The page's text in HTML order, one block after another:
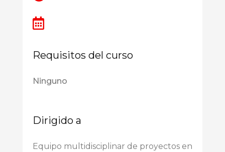

Requisitos del curso
Ninguno
Dirigido a
Equipo multidisciplinar de proyectos en